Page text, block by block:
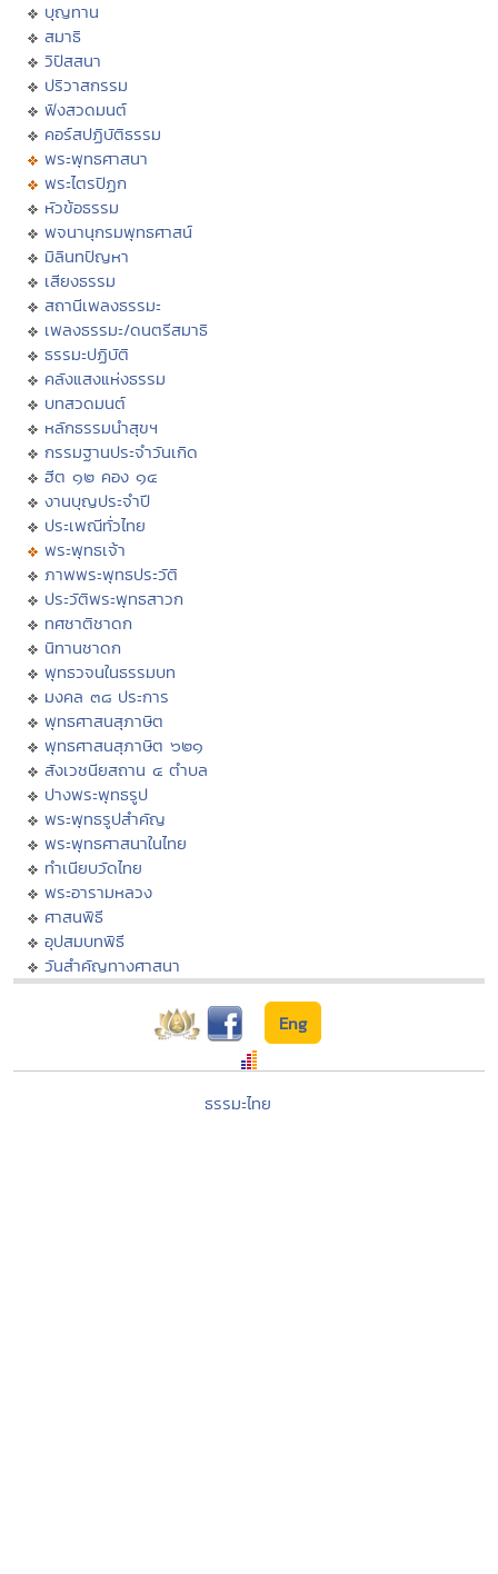
บุญทาน
สมาธิ
วิปัสสนา
ปริวาสกรรม
ฟังสวดมนต์
คอร์สปฏิบัติธรรม
พระพุทธศาสนา
พระไตรปิฏก
หัวข้อธรรม
พจนานุกรมพุทธศาสน์
มิลินทปัญหา
เสียงธรรม
สถานีเพลงธรรมะ
เพลงธรรมะ/ดนตรีสมาธิ
ธรรมะปฏิบัติ
คลังแสงแห่งธรรม
บทสวดมนต์
หลักธรรมนำสุขฯ
กรรมฐานประจำวันเกิด
ฮีต ๑๒ คอง ๑๔
งานบุญประจำปี
ประเพณีทั่วไทย
พระพุทธเจ้า
ภาพพระพุทธประวัติ
ประวัติพระพุทธสาวก
ทศชาติชาดก
นิทานชาดก
พุทธวจนในธรรมบท
มงคล ๓๘ ประการ
พุทธศาสนสุภาษิต
พุทธศาสนสุภาษิต ๖๒๑
สังเวชนียสถาน ๔ ตำบล
ปางพระพุทธรูป
พระพุทธรูปสำคัญ
พระพุทธศาสนาในไทย
ทำเนียบวัดไทย
พระอารามหลวง
ศาสนพิธี
อุปสมบทพิธี
วันสำคัญทางศาสนา
Eng
ธรรมะไทย